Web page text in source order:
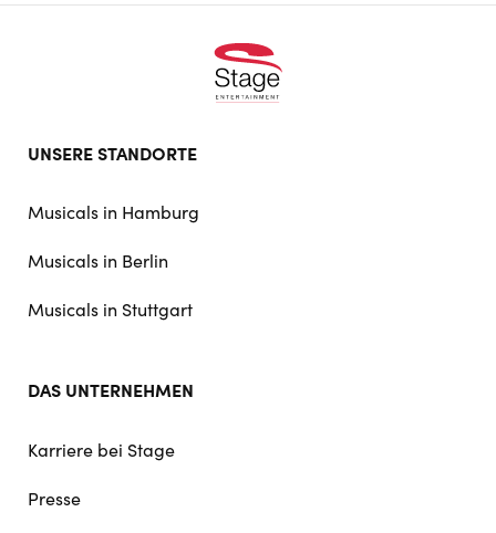
doormat
UNSERE STANDORTE
Musicals in Hamburg
Musicals in Berlin
Musicals in Stuttgart
DAS UNTERNEHMEN
Karriere bei Stage
Presse